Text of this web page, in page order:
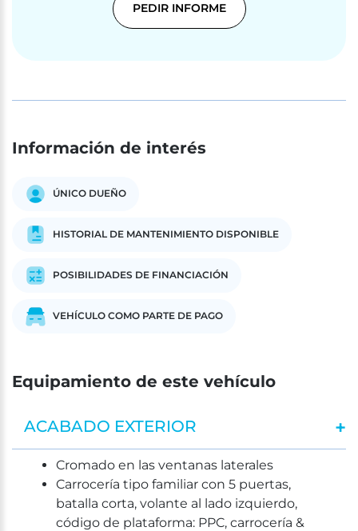
PEDIR INFORME
Información de interés
ÚNICO DUEÑO
HISTORIAL DE MANTENIMIENTO DISPONIBLE
POSIBILIDADES DE FINANCIACIÓN
VEHÍCULO COMO PARTE DE PAGO
Equipamiento de este vehículo
ACABADO EXTERIOR
Cromado en las ventanas laterales
Carrocería tipo familiar con 5 puertas,
batalla corta, volante al lado izquierdo,
código de plataforma: PPC, carrocería &